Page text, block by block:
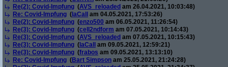
Re(2): Covid-Impfung (AVS_reloaded am 26.04.2021, 10:03:48)
Re: Covid-Impfung ( laCall
am 04.05.2021, 17:53:26)
Re(2): Covid-Impfung (enzo500 am 06.05.2021, 11:26:54)
Re(3): Covid-Impfung (cell2ndform am 07.05.2021, 10:14:43)
Re(3): Covid-Impfung (AVS_reloaded am 07.05.2021, 10:15:43)
Re(3): Covid-Impfung ( laCall
am 09.05.2021, 12:59:21)
Re(3): Covid-Impfung (frabos am 09.05.2021, 13:13:10)
Re: Covid-Impfung (Bart Simpson am 25.05.2021, 21:24:28)